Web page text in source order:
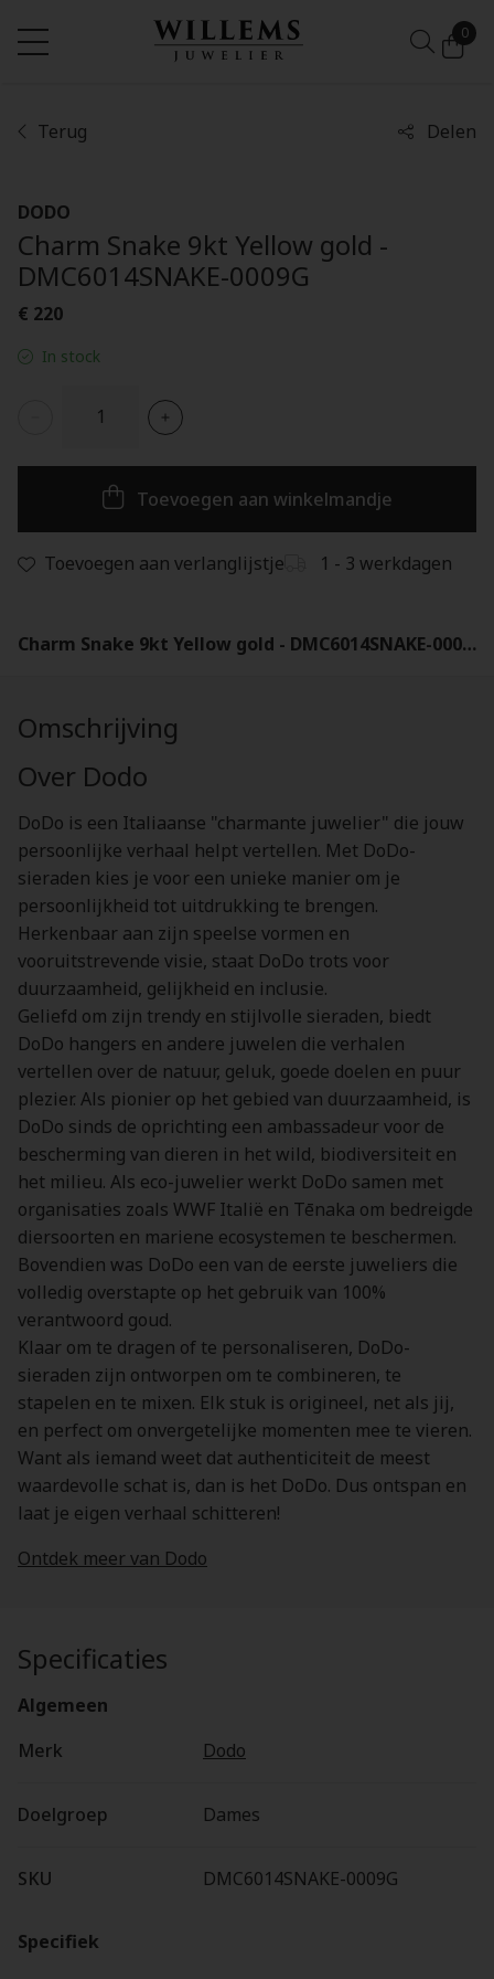
0
Terug Delen
DODO
Charm Snake 9kt Yellow gold -
DMC6014SNAKE-0009G
€ 220
In stock
Toevoegen aan winkelmandje
Toevoegen aan verlanglijstje 1 - 3 werkdagen
Charm Snake 9kt Yellow gold - DMC6014SNAKE-0009G
Omschrijving
Over Dodo
DoDo is een Italiaanse "charmante juwelier" die jouw
persoonlijke verhaal helpt vertellen. Met DoDo-
sieraden kies je voor een unieke manier om je
persoonlijkheid tot uitdrukking te brengen.
Herkenbaar aan zijn speelse vormen en
vooruitstrevende visie, staat DoDo trots voor
duurzaamheid, gelijkheid en inclusie.
Geliefd om zijn trendy en stijlvolle sieraden, biedt
DoDo hangers en andere juwelen die verhalen
vertellen over de natuur, geluk, goede doelen en puur
plezier. Als pionier op het gebied van duurzaamheid, is
DoDo sinds de oprichting een ambassadeur voor de
bescherming van dieren in het wild, biodiversiteit en
het milieu. Als eco-juwelier werkt DoDo samen met
organisaties zoals WWF Italië en Tēnaka om bedreigde
diersoorten en mariene ecosystemen te beschermen.
Bovendien was DoDo een van de eerste juweliers die
volledig overstapte op het gebruik van 100%
verantwoord goud.
Klaar om te dragen of te personaliseren, DoDo-
sieraden zijn ontworpen om te combineren, te
stapelen en te mixen. Elk stuk is origineel, net als jij,
en perfect om onvergetelijke momenten mee te vieren.
Want als iemand weet dat authenticiteit de meest
waardevolle schat is, dan is het DoDo. Dus ontspan en
laat je eigen verhaal schitteren!
Ontdek meer van Dodo
Specificaties
Algemeen
Merk
Dodo
Doelgroep Dames
SKU DMC6014SNAKE-0009G
Specifiek